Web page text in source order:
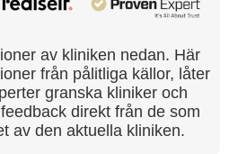
av kliniken nedan. Här
från pålitliga källor, låter
granska kliniker och
direkt från de som
av den aktuella kliniken.